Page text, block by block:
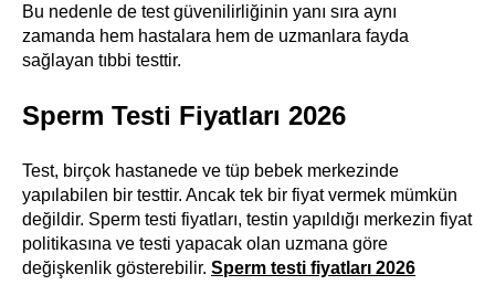
Bu nedenle de test güvenilirliğinin yanı sıra aynı
zamanda hem hastalara hem de uzmanlara fayda
sağlayan tıbbi testtir.
Sperm Testi Fiyatları 2026
Test, birçok hastanede ve tüp bebek merkezinde
yapılabilen bir testtir. Ancak tek bir fiyat vermek mümkün
değildir. Sperm testi fiyatları, testin yapıldığı merkezin fiyat
politikasına ve testi yapacak olan uzmana göre
değişkenlik gösterebilir. Sperm testi fiyatları 2026